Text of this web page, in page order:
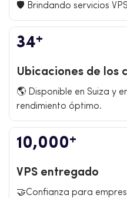
🛡️ Brindando servicios
34+
Ubicaciones de los
🌎 Disponible en Suiza y
rendimiento óptimo.
10,000+
VPS entregado
🤝Confianza para